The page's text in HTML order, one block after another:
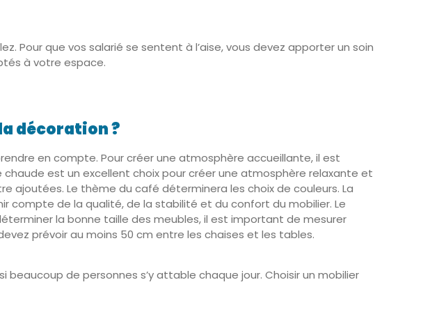
Pour que vos salarié se sentent à l’aise, vous devez apporter un soin
à votre espace.
décoration ?
en compte. Pour créer une atmosphère accueillante, il est
est un excellent choix pour créer une atmosphère relaxante et
ajoutées. Le thème du café déterminera les choix de couleurs. La
compte de la qualité, de la stabilité et du confort du mobilier. Le
la bonne taille des meubles, il est important de mesurer
prévoir au moins 50 cm entre les chaises et les tables.
de personnes s’y attable chaque jour. Choisir un mobilier